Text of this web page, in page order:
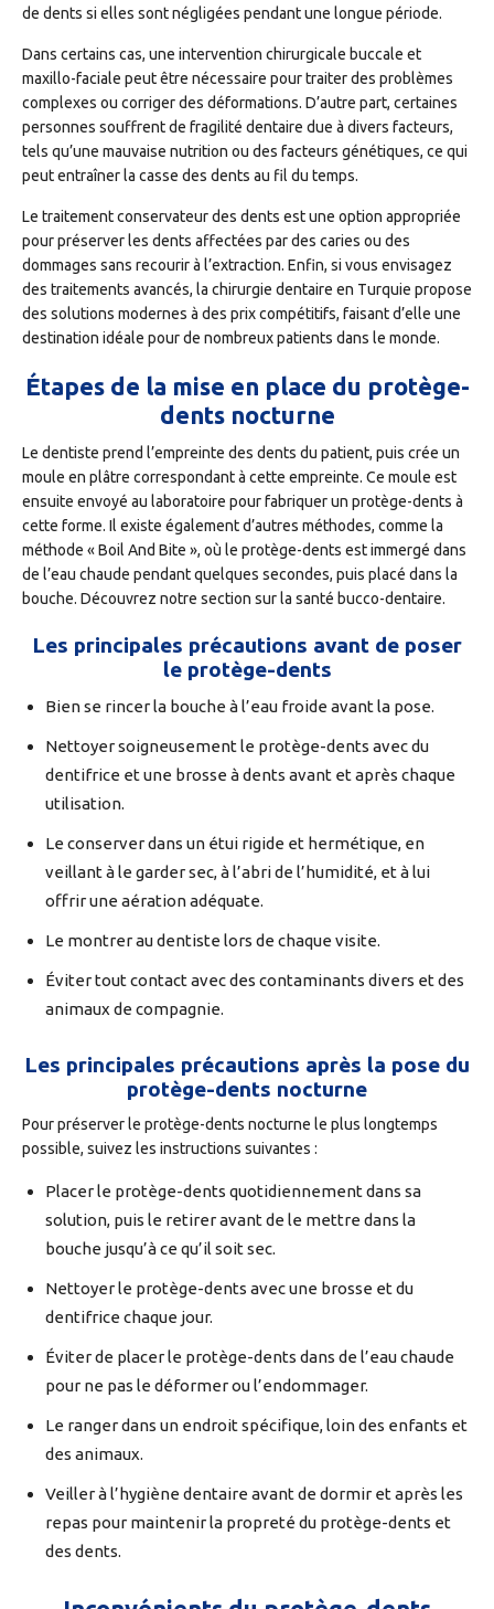
de dents si elles sont négligées pendant une longue période.
Dans certains cas, une intervention chirurgicale buccale et
maxillo-faciale peut être nécessaire pour traiter des problèmes
complexes ou corriger des déformations. D’autre part, certaines
personnes souffrent de fragilité dentaire due à divers facteurs,
tels qu’une mauvaise nutrition ou des facteurs génétiques, ce qui
peut entraîner la casse des dents au fil du temps.
Le traitement conservateur des dents est une option appropriée
pour préserver les dents affectées par des caries ou des
dommages sans recourir à l’extraction. Enfin, si vous envisagez
des traitements avancés, la chirurgie dentaire en Turquie propose
des solutions modernes à des prix compétitifs, faisant d’elle une
destination idéale pour de nombreux patients dans le monde.
Étapes de la mise en place du protège-
dents nocturne
Le dentiste prend l’empreinte des dents du patient, puis crée un
moule en plâtre correspondant à cette empreinte. Ce moule est
ensuite envoyé au laboratoire pour fabriquer un protège-dents à
cette forme. Il existe également d’autres méthodes, comme la
méthode « Boil And Bite », où le protège-dents est immergé dans
de l’eau chaude pendant quelques secondes, puis placé dans la
bouche. Découvrez notre section sur la santé bucco-dentaire.
Les principales précautions avant de poser
le protège-dents
Bien se rincer la bouche à l’eau froide avant la pose.
Nettoyer soigneusement le protège-dents avec du
dentifrice et une brosse à dents avant et après chaque
utilisation.
Le conserver dans un étui rigide et hermétique, en
veillant à le garder sec, à l’abri de l’humidité, et à lui
offrir une aération adéquate.
Le montrer au dentiste lors de chaque visite.
Éviter tout contact avec des contaminants divers et des
animaux de compagnie.
Les principales précautions après la pose du
protège-dents nocturne
Pour préserver le protège-dents nocturne le plus longtemps
possible, suivez les instructions suivantes :
Placer le protège-dents quotidiennement dans sa
solution, puis le retirer avant de le mettre dans la
bouche jusqu’à ce qu’il soit sec.
Nettoyer le protège-dents avec une brosse et du
dentifrice chaque jour.
Éviter de placer le protège-dents dans de l’eau chaude
pour ne pas le déformer ou l’endommager.
Le ranger dans un endroit spécifique, loin des enfants et
des animaux.
Veiller à l’hygiène dentaire avant de dormir et après les
repas pour maintenir la propreté du protège-dents et
des dents.